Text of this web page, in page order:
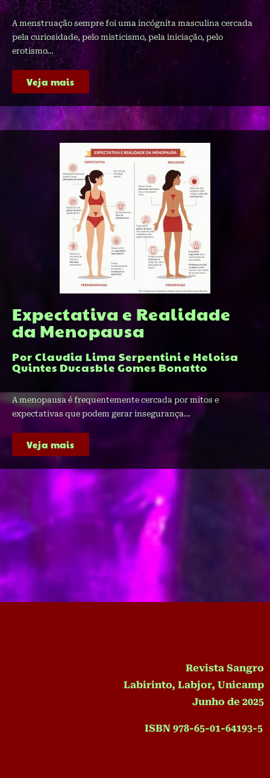
A menstruação sempre foi uma incógnita masculina cercada
pela curiosidade, pelo misticismo, pela iniciação, pelo
erotismo…
Veja mais
Expectativa e Realidade
da Menopausa​
Por Claudia Lima Serpentini e Heloisa
Quintes Ducasble Gomes Bonatto
A menopausa é frequentemente cercada por mitos e
expectativas que podem gerar insegurança…
Veja mais
Revista Sangro
Labirinto, Labjor, Unicamp
Junho de 2025
ISBN 978-65-01-64193-5